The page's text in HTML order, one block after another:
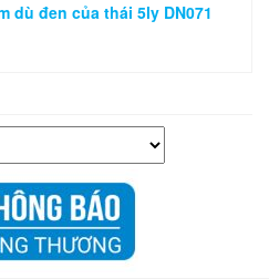
dù đen của thái 5ly DN071